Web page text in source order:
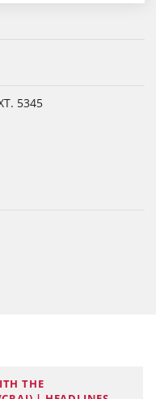
5345
THE